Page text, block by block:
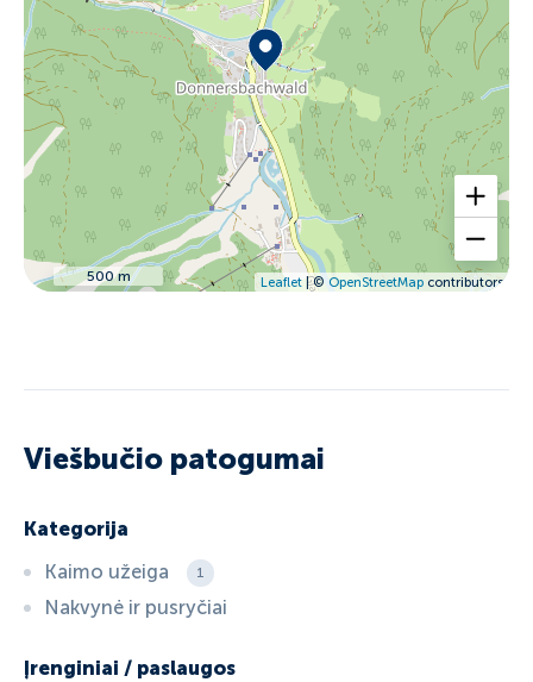
500 m Leaflet| © OpenStreetMapcontributors
Viešbučio patogumai
Kategorija
Kaimo užeiga
1
Nakvynė ir pusryčiai
Įrenginiai / paslaugos